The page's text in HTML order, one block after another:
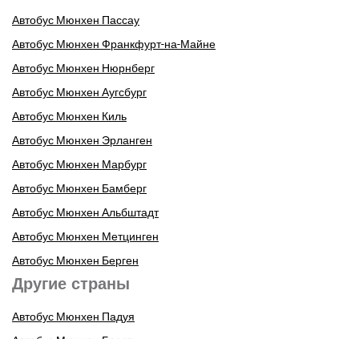
Автобус Мюнхен Пассау
Автобус Мюнхен Франкфурт-на-Майне
Автобус Мюнхен Нюрнберг
Автобус Мюнхен Аугсбург
Автобус Мюнхен Киль
Автобус Мюнхен Эрланген
Автобус Мюнхен Марбург
Автобус Мюнхен Бамберг
Автобус Мюнхен Альбштадт
Автобус Мюнхен Метцинген
Автобус Мюнхен Берген
Другие страны
Автобус Мюнхен Падуя